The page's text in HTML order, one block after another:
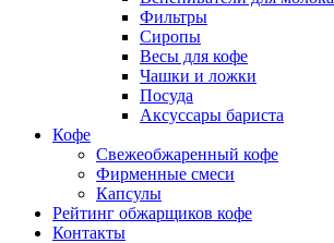
Фильтры
Сиропы
Весы для кофе
Чашки и ложки
Посуда
Аксуссары бариста
Кофе
Свежеобжаренный кофе
Фирменные смеси
Капсулы
Рейтинг обжарщиков кофе
Контакты